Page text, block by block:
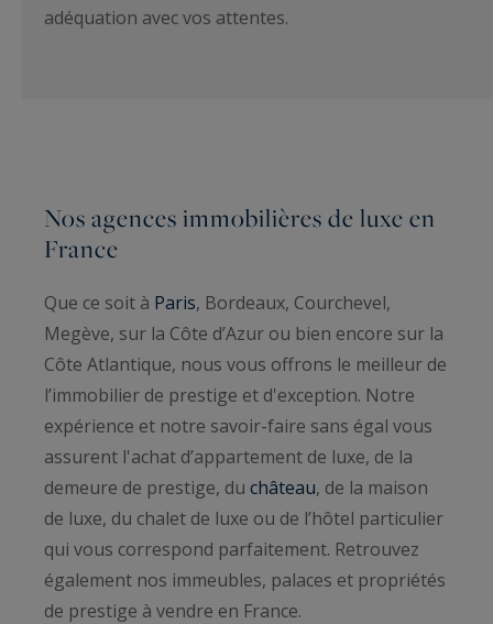
adéquation avec vos attentes.
Nos agences immobilières de luxe en
France
Que ce soit à Paris, Bordeaux, Courchevel,
Megève, sur la Côte d’Azur ou bien encore sur la
Côte Atlantique, nous vous offrons le meilleur de
l’immobilier de prestige et d'exception. Notre
expérience et notre savoir-faire sans égal vous
assurent l'achat d’appartement de luxe, de la
demeure de prestige, du château, de la maison
de luxe, du chalet de luxe ou de l’hôtel particulier
qui vous correspond parfaitement. Retrouvez
également nos immeubles, palaces et propriétés
de prestige à vendre en France.